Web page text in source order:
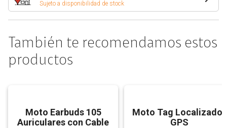
Sujeto a disponibilidad de stock
También te recomendamos estos
productos
Moto Earbuds 105
Auriculares con Cable
Moto Tag Localizador
GPS